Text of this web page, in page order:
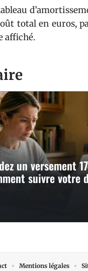
un versement
suivre votre
total en euros,
affiché.
Mentions légales